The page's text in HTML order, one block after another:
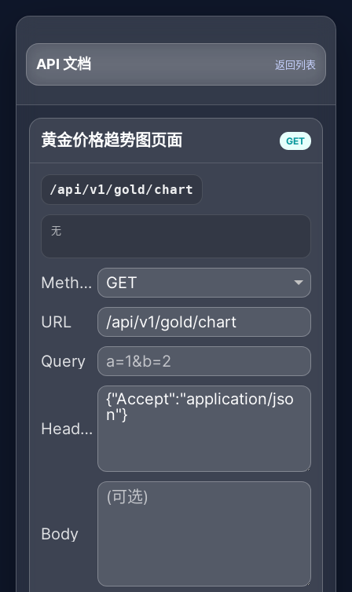
API 文档 返回列表
黄金价格趋势图页面 GET
/api/v1/gold/chart
无
Method
URL
Query
Headers
Body